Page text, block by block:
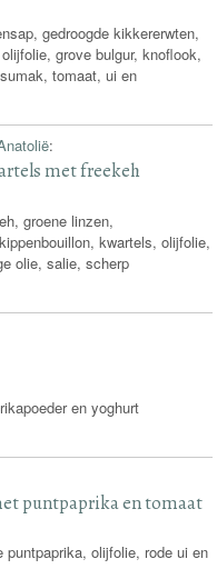
gedroogde kikkererwten,
grove bulgur, knoflook,
tomaat, ui en
:
met freekeh
groene linzen,
kwartels, olijfolie,
olie, salie, scherp
en yoghurt
puntpaprika en tomaat
puntpaprika, olijfolie, rode ui en